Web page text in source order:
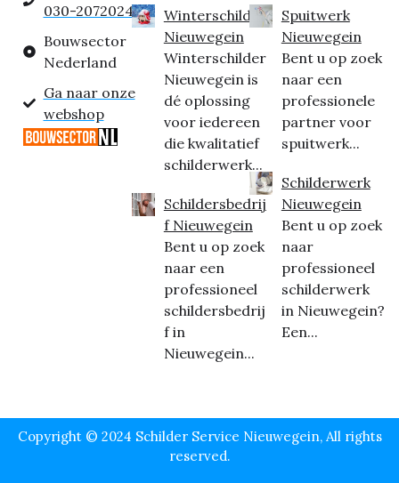
030-2072024
Bouwsector
Nederland
Ga naar onze
webshop
Winterschilder
Nieuwegein
Winterschilder
Nieuwegein is
dé oplossing
voor iedereen
die kwalitatief
schilderwerk...
Schildersbedrij
f Nieuwegein
Bent u op zoek
naar een
professioneel
schildersbedrij
f in
Nieuwegein...
Spuitwerk
Nieuwegein
Bent u op zoek
naar een
professionele
partner voor
spuitwerk...
Schilderwerk
Nieuwegein
Bent u op zoek
naar
professioneel
schilderwerk
in Nieuwegein?
Een...
Copyright © 2024 Schilder Service Nieuwegein, All rights
reserved.